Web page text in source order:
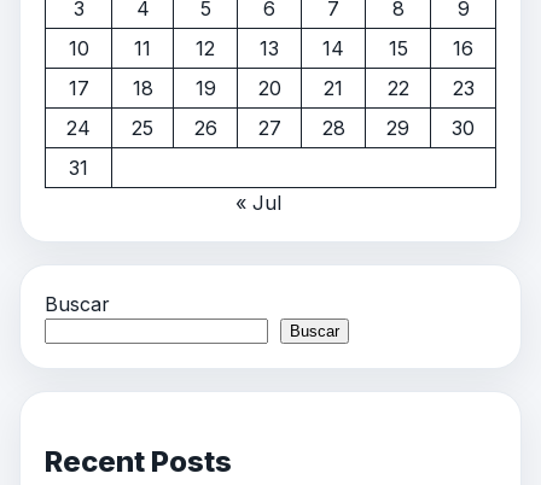
3
4 5 6 7 8
9
10
11 12 13 14 15
16
17
18 19 20 21 22
23
24
25 26 27 28 29
30
31
« Jul
Buscar
Buscar
Recent Posts